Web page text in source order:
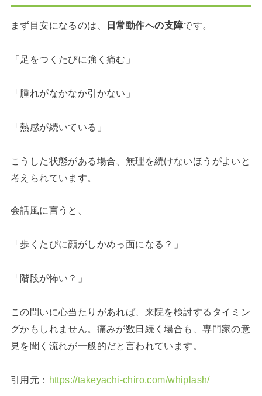
まず目安になるのは、 日常動作への支障です。
「足をつくたびに強く痛む」
「腫れがなかなか引かない」
「熱感が続いている」
こうした状態がある場合、無理を続けないほうがよいと
考えられています。
会話風に言うと、
「歩くたびに顔がしかめっ面になる？」
「階段が怖い？」
この問いに心当たりがあれば、来院を検討するタイミン
グかもしれません。痛みが数日続く場合も、専門家の意
見を聞く流れが一般的だと言われています。
引用元： https://takeyachi-chiro.com/whiplash/